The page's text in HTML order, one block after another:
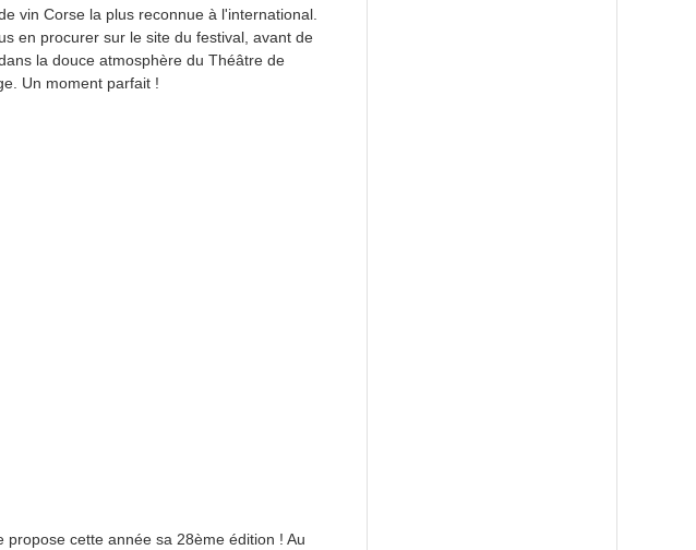
vin Corse la plus reconnue à l'international.
en procurer sur le site du festival, avant de
la douce atmosphère du Théâtre de
Un moment parfait !
propose cette année sa 28ème édition ! Au